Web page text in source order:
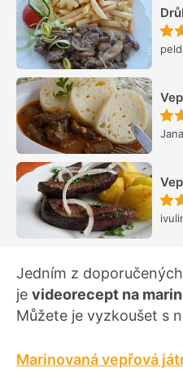
Jedním z
je videorecept na
Můžete je vyzkoušet s
Marinovaná vepřová